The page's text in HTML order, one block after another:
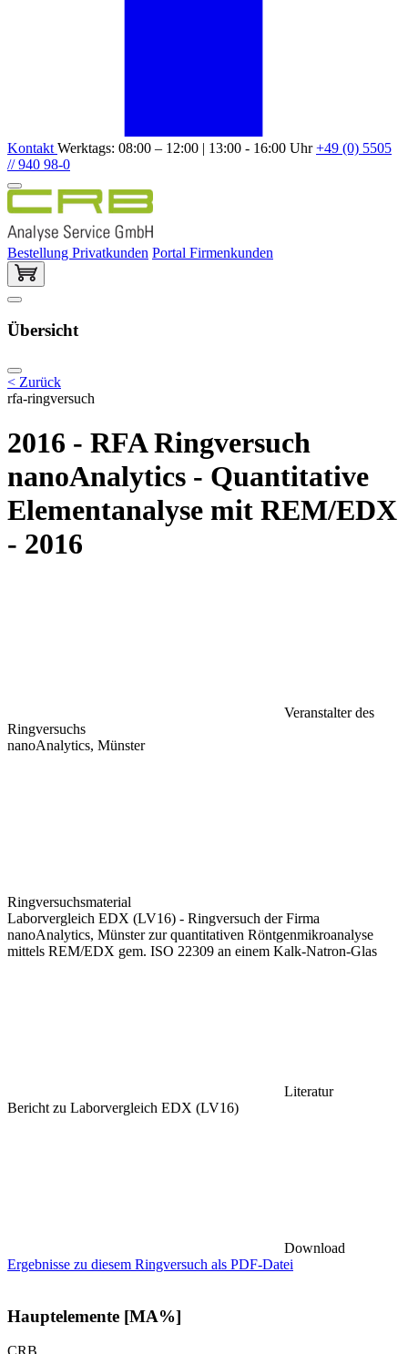
Kontakt Werktags: 08:00 – 12:00 | 13:00 - 16:00 Uhr+49 (0) 5505
// 940 98-0
Bestellung Privatkunden Portal Firmenkunden
Übersicht
< Zurück
rfa-ringversuch
2016 - RFA Ringversuch
nanoAnalytics - Quantitative
Elementanalyse mit REM/EDX
- 2016
Veranstalter des
Ringversuchs
nanoAnalytics, Münster
Ringversuchsmaterial
Laborvergleich EDX (LV16) - Ringversuch der Firma
nanoAnalytics, Münster zur quantitativen Röntgenmikroanalyse
mittels REM/EDX gem. ISO 22309 an einem Kalk-Natron-Glas
Literatur
Bericht zu Laborvergleich EDX (LV16)
Download
Ergebnisse zu diesem Ringversuch als PDF-Datei
Hauptelemente [MA%]